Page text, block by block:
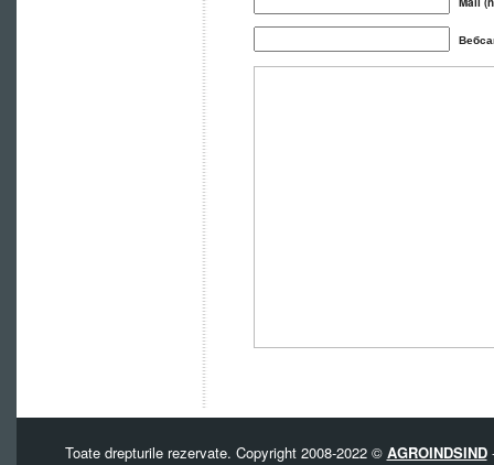
Toate drepturile rezervate. Copyright 2008-2022 © AGROINDSIND